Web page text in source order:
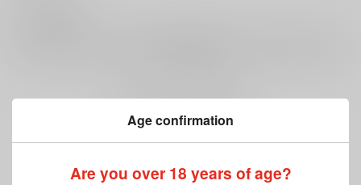
Age confirmation
Are you over 18 years of age?